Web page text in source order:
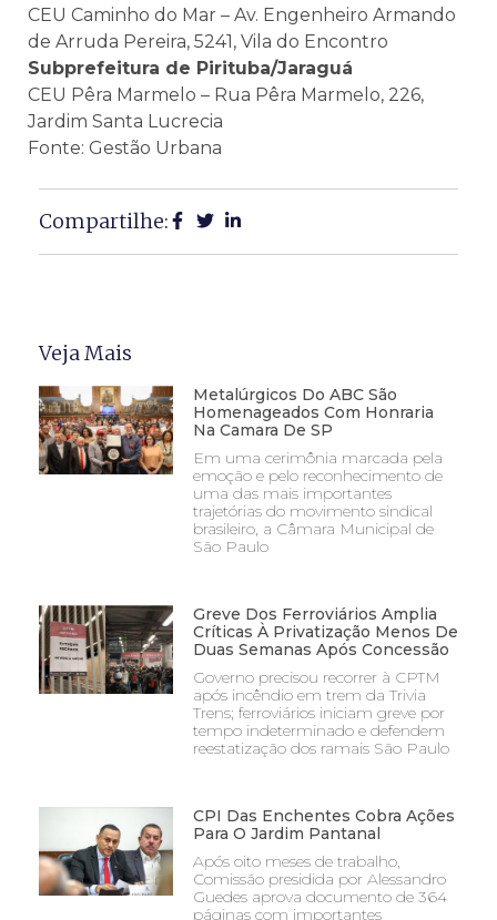
CEU Caminho do Mar – Av. Engenheiro Armando
de Arruda Pereira, 5241, Vila do Encontro
Subprefeitura de Pirituba/Jaraguá
CEU Pêra Marmelo – Rua Pêra Marmelo, 226,
Jardim Santa Lucrecia
Fonte: Gestão Urbana
Compartilhe:
Veja Mais
Metalúrgicos Do ABC São
Homenageados Com Honraria
Na Camara De SP
Em uma cerimônia marcada pela
emoção e pelo reconhecimento de
uma das mais importantes
trajetórias do movimento sindical
brasileiro, a Câmara Municipal de
São Paulo
Greve Dos Ferroviários Amplia
Críticas À Privatização Menos De
Duas Semanas Após Concessão
Governo precisou recorrer à CPTM
após incêndio em trem da Trivia
Trens; ferroviários iniciam greve por
tempo indeterminado e defendem
reestatização dos ramais São Paulo
CPI Das Enchentes Cobra Ações
Para O Jardim Pantanal
Após oito meses de trabalho,
Comissão presidida por Alessandro
Guedes aprova documento de 364
páginas com importantes